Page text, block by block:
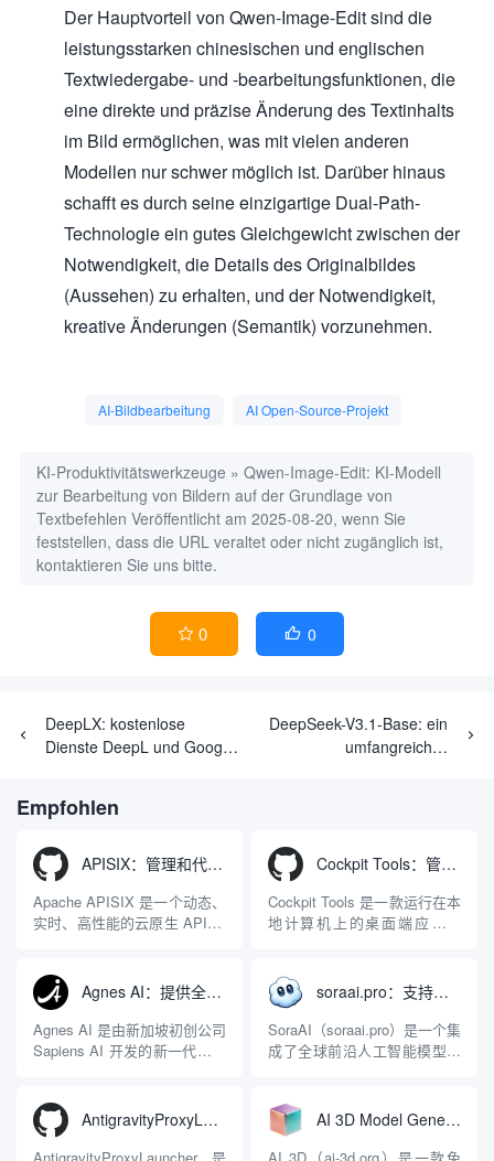
Der Hauptvorteil von Qwen-Image-Edit sind die
leistungsstarken chinesischen und englischen
Textwiedergabe- und -bearbeitungsfunktionen, die
eine direkte und präzise Änderung des Textinhalts
im Bild ermöglichen, was mit vielen anderen
Modellen nur schwer möglich ist. Darüber hinaus
schafft es durch seine einzigartige Dual-Path-
Technologie ein gutes Gleichgewicht zwischen der
Notwendigkeit, die Details des Originalbildes
(Aussehen) zu erhalten, und der Notwendigkeit,
kreative Änderungen (Semantik) vorzunehmen.
AI-Bildbearbeitung AI Open-Source-Projekt
KI-Produktivitätswerkzeuge » Qwen-Image-Edit: KI-Modell
zur Bearbeitung von Bildern auf der Grundlage von
Textbefehlen Veröffentlicht am 2025-08-20, wenn Sie
feststellen, dass die URL veraltet oder nicht zugänglich ist,
kontaktieren Sie uns bitte.
 0  0
DeepLX: kostenlose
Dienste DeepL und Google
DeepSeek-V3.1-Base: ein
umfangreiches
Empfohlen
APISIX：管理和代理API及大模型流量的高性能网关
Apache APISIX 是一个动态、
实时、高性能的云原生 API 网
LuaJIT 构建，并在 2019 年作
为顶级开源项目捐赠给
Apache 软件基金会。APISIX
彻底摒...
Cockpit Tools：管理多个AI编程IDE账号与配置多开独立实例的本地桌面应用
Cockpit Tools 是一款运行在本
地计算机上的桌面端应用程
程助手的账号与运行环境而设
计。它目前支持包括
Antigravity IDE、Codex、
GitHub Copilo...
Agnes AI：提供全模态模型免费API、支持图文视频生成与复杂工程执行的智能体平台
Agnes AI 是由新加坡初创公司
Sapiens AI 开发的新一代多模
限制，提供集文本、图像、视
频生成于一体的“全模态”大模
型能力。平台的核心产品矩阵
soraai.pro：支持多模型文字转视频和图像生成的在线创作工具
SoraAI（soraai.pro）是一个集
成了全球前沿人工智能模型的
者、营销人员及广大用户提供
一站式、开箱即用的视觉内容
生成解决方案。网站的核心优
AntigravityProxyLauncher：免TUN全局代理使用Antigravity IDE AI 3D Model Generator：通过文本和图像快速生成3D模型的在线工具